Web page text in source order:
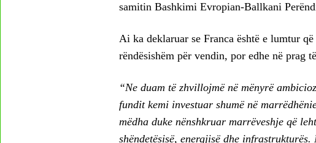
samitin Bashkimi Evropian-Ballkani
Ai ka deklaruar se Franca është e lumtur
rëndësishëm për vendin, por edhe në prag
“Ne duam të zhvillojmë në mënyrë
fundit kemi investuar shumë në
mëdha duke nënshkruar marrëveshje që
shëndetësisë, energjisë dhe